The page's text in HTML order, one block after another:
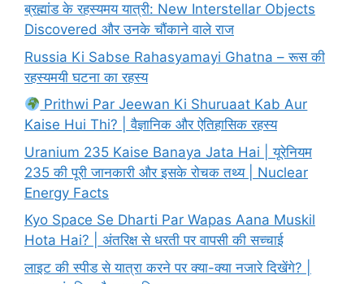
ब्रह्मांड के रहस्यमय यात्री: New Interstellar Objects
Discovered और उनके चौंकाने वाले राज
Russia Ki Sabse Rahasyamayi Ghatna – रूस की
रहस्यमयी घटना का रहस्य
Prithwi Par Jeewan Ki Shuruaat Kab Aur
Kaise Hui Thi? | वैज्ञानिक और ऐतिहासिक रहस्य
Uranium 235 Kaise Banaya Jata Hai | यूरेनियम
235 की पूरी जानकारी और इसके रोचक तथ्य | Nuclear
Energy Facts
Kyo Space Se Dharti Par Wapas Aana Muskil
Hota Hai? | अंतरिक्ष से धरती पर वापसी की सच्चाई
लाइट की स्पीड से यात्रा करने पर क्या-क्या नजारे दिखेंगे? |